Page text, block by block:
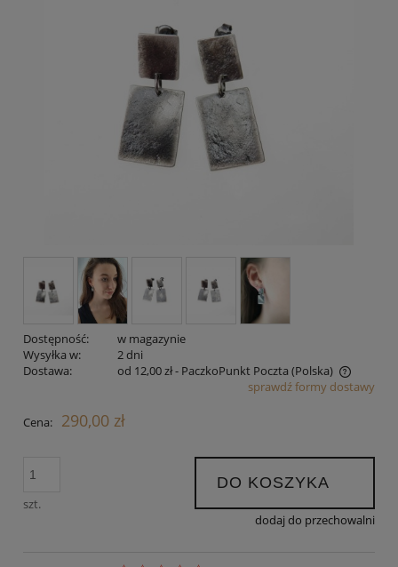
Dostępność:
w magazynie
Wysyłka w:
2 dni
Dostawa:
od 12,00 zł- PaczkoPunkt Poczta (Polska)
Cena nie zawiera ewentualnych kosztów płatnościsprawdź formy dostawy
Cena: 290,00 zł
szt.
DO KOSZYKA
dodaj do przechowalni